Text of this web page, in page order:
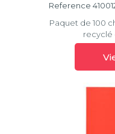
Reference
Paquet de 100
recyclé